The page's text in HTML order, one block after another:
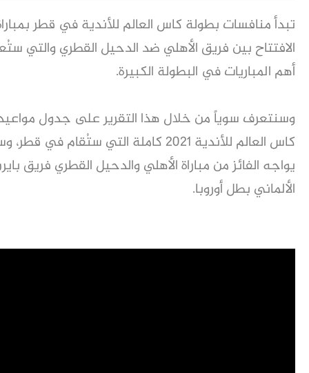
تبدأ منافسات بطولة كاس العالم للأندية في قطر
الافتتاح بين فريق الأهلي ضد الدحيل القطري والتي
أهم المباريات في البطولة الكبيرة.
وسنتعرف سوياً من خلال هذا التقرير على جدول
كاس العالم للأندية 2021 كاملة التي ستُقام في
يواجه الفائز من مباراة الأهلي والدحيل القطري فريق
الألماني بطل أوروبا.